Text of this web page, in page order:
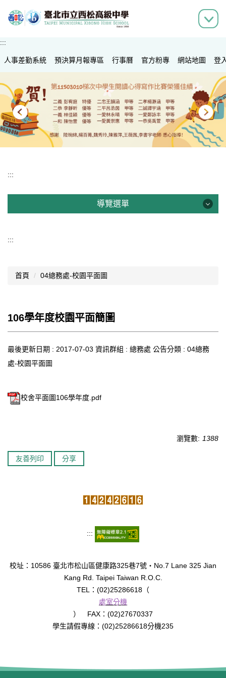
到
容
區
:::
人事差勤系統 預決算月報專區 行事曆 官方粉專 網站地圖 登
:::
導覽選單
認識西松
文件資料
網站管理
西松學習歷程檔案
:::
首頁 04總務處-校園平面圖
106學年度校園平面簡圖
最後更新日期 : 2017-07-03 資訊群組 : 總務處 公告分類 : 04總務
處-校園平面圖
校舍平面圖106學年度.pdf
瀏覽數: 1388
友善列印 分享
:::
校址：10586 臺北市松山區健康路325巷7號‧No.7 Lane 325 Jian
Kang Rd. Taipei Taiwan R.O.C.
TEL：(02)25286618（
處室分機
） FAX：(02)27670337
學生請假專線：(02)25286618分機235